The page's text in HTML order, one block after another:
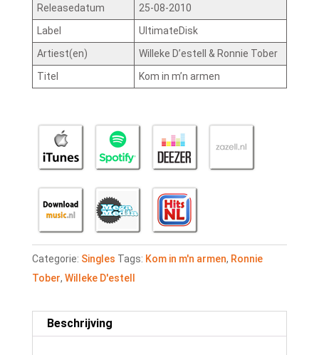
Releasedatum
25-08-2010
Label
UltimateDisk
Artiest(en)
Willeke D’estell & Ronnie Tober
Titel
Kom in m’n armen
Categorie: Singles Tags: Kom in m'n armen, Ronnie
Tober, Willeke D'estell
Beschrijving